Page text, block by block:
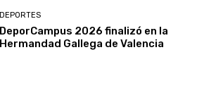
DEPORTES
DeporCampus 2026 finalizó en la
Hermandad Gallega de Valencia